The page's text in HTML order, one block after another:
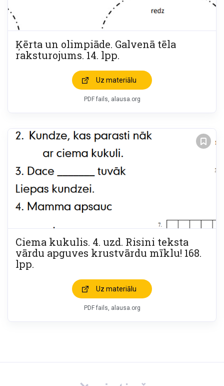
Ķērta un olimpiāde. Galvenā tēla
raksturojums. 14. lpp.
Uz materiālu
PDF fails, alausa.org
Ciema kukulis. 4. uzd. Risini teksta
vārdu apguves krustvārdu mīklu! 168.
lpp.
Uz materiālu
PDF fails, alausa.org